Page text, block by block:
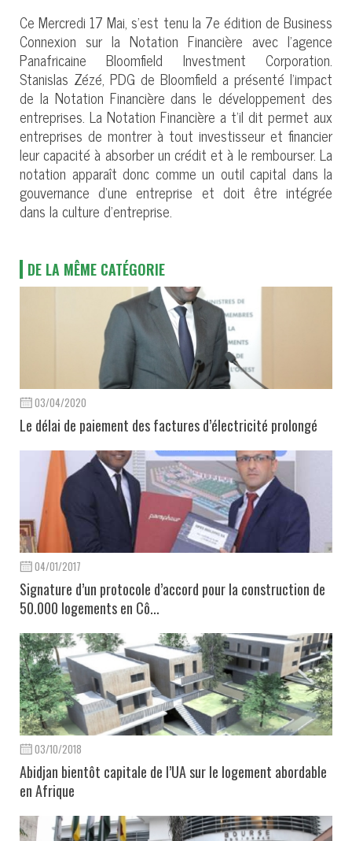
Ce Mercredi 17 Mai, s’est tenu la 7e édition de Business
Connexion sur la Notation Financière avec l’agence
Panafricaine Bloomfield Investment Corporation.
Stanislas Zézé, PDG de Bloomfield a présenté l’impact
de la Notation Financière dans le développement des
entreprises. La Notation Financière a t’il dit permet aux
entreprises de montrer à tout investisseur et financier
leur capacité à absorber un crédit et à le rembourser. La
notation apparaît donc comme un outil capital dans la
gouvernance d’une entreprise et doit être intégrée
dans la culture d’entreprise.
DE LA MÊME CATÉGORIE
03/04/2020
Le délai de paiement des factures d’électricité prolongé
04/01/2017
Signature d’un protocole d’accord pour la construction de
50.000 logements en Cô...
03/10/2018
Abidjan bientôt capitale de l’UA sur le logement abordable
en Afrique